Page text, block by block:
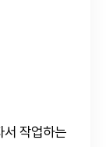
서 작업하는